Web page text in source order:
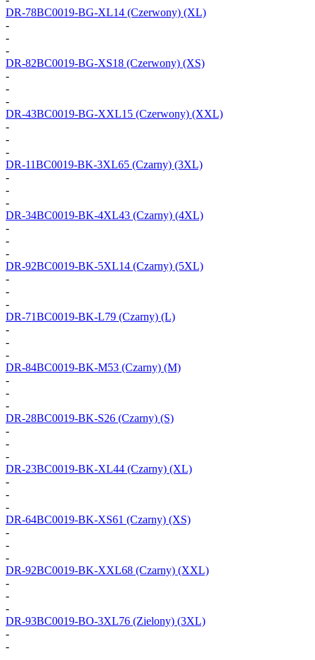
DR-78BC0019-BG-XL14 (Czerwony) (XL)
-
-
-
DR-82BC0019-BG-XS18 (Czerwony) (XS)
-
-
-
DR-43BC0019-BG-XXL15 (Czerwony) (XXL)
-
-
-
DR-11BC0019-BK-3XL65 (Czarny) (3XL)
-
-
-
DR-34BC0019-BK-4XL43 (Czarny) (4XL)
-
-
-
DR-92BC0019-BK-5XL14 (Czarny) (5XL)
-
-
-
DR-71BC0019-BK-L79 (Czarny) (L)
-
-
-
DR-84BC0019-BK-M53 (Czarny) (M)
-
-
-
DR-28BC0019-BK-S26 (Czarny) (S)
-
-
-
DR-23BC0019-BK-XL44 (Czarny) (XL)
-
-
-
DR-64BC0019-BK-XS61 (Czarny) (XS)
-
-
-
DR-92BC0019-BK-XXL68 (Czarny) (XXL)
-
-
-
DR-93BC0019-BO-3XL76 (Zielony) (3XL)
-
-